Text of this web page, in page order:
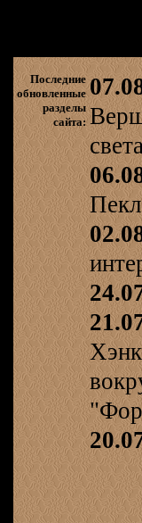
Последние
обновленные
разделы
сайта: